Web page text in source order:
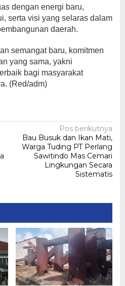
dengan energi baru,
serta visi yang selaras dalam
daerah.
semangat baru, komitmen
yang sama, yakni
bagi masyarakat
(Red/adm)
Pos berikutnya
Bau Busuk dan Ikan Mati,
Warga Tuding PT Perlang
Sawitindo Mas Cemari
Lingkungan Secara
Sistematis